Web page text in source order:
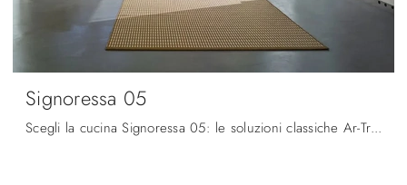
Signoressa 05
Scegli la cucina Signoressa 05: le soluzioni classiche Ar-Tre in legno sono garanzia di qualità, design e contenuto estetico.